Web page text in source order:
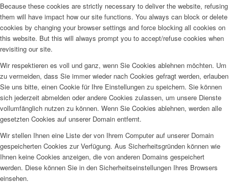
Because these cookies are strictly necessary to deliver the website, refusing
them will have impact how our site functions. You always can block or delete
cookies by changing your browser settings and force blocking all cookies on
this website. But this will always prompt you to accept/refuse cookies when
revisiting our site.
Wir respektieren es voll und ganz, wenn Sie Cookies ablehnen möchten. Um
zu vermeiden, dass Sie immer wieder nach Cookies gefragt werden, erlauben
Sie uns bitte, einen Cookie für Ihre Einstellungen zu speichern. Sie können
sich jederzeit abmelden oder andere Cookies zulassen, um unsere Dienste
vollumfänglich nutzen zu können. Wenn Sie Cookies ablehnen, werden alle
gesetzten Cookies auf unserer Domain entfernt.
Wir stellen Ihnen eine Liste der von Ihrem Computer auf unserer Domain
gespeicherten Cookies zur Verfügung. Aus Sicherheitsgründen können wie
Ihnen keine Cookies anzeigen, die von anderen Domains gespeichert
werden. Diese können Sie in den Sicherheitseinstellungen Ihres Browsers
einsehen.